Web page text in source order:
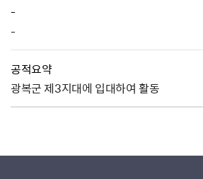
-
-
공적요약
광복군 제3지대에 입대하여 활동